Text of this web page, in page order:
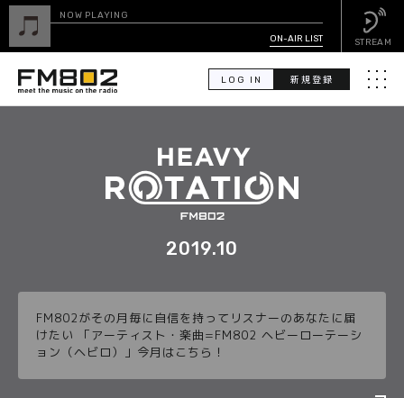
LOG IN 新規登録 メニ
索
GUEST CALENDAR
EVENT CALENDAR
NOW PLAYING
ON-AIR LIST STREAM
2019.10
FM802がその月毎に自信を持ってリスナーのあなたに届
けたい 「アーティスト・楽曲=FM802 ヘビーローテーシ
ョン（ヘビロ）」今月はこちら！